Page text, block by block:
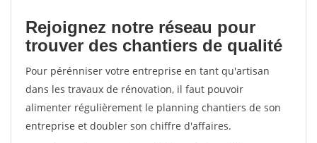
Rejoignez notre réseau pour
trouver des chantiers de qualité
Pour pérénniser votre entreprise en tant qu'artisan
dans les travaux de rénovation, il faut pouvoir
alimenter régulièrement le planning chantiers de son
entreprise et doubler son chiffre d'affaires.